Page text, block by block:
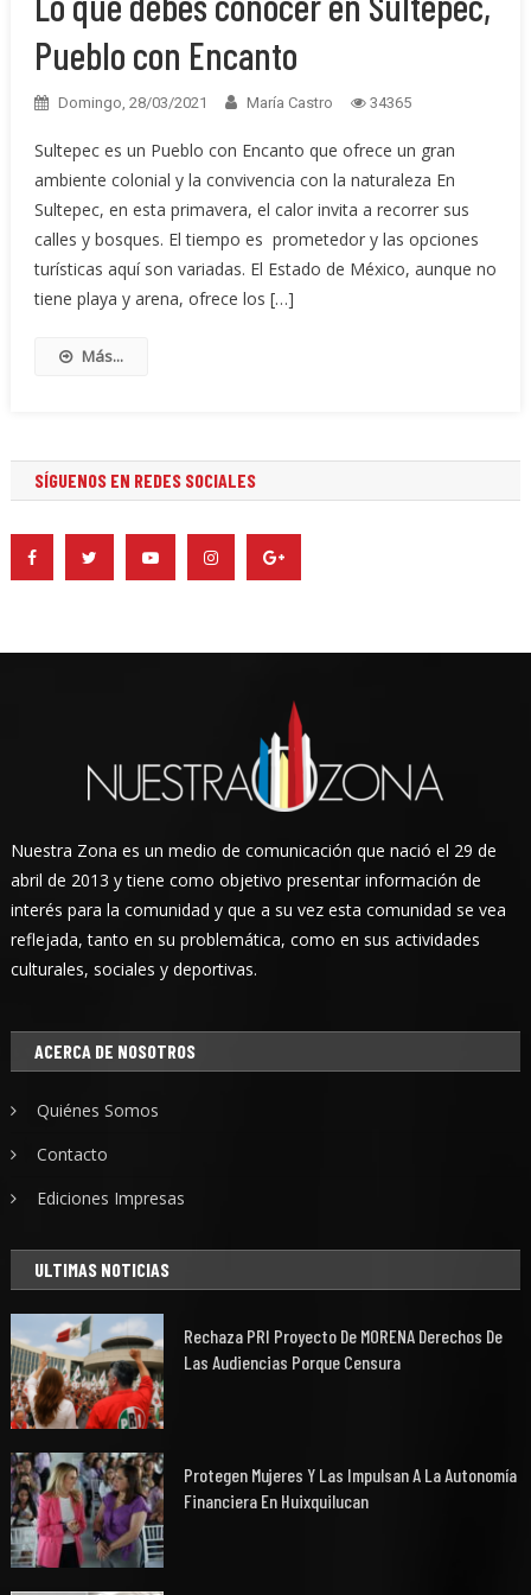
Pueblo con Encanto
Domingo, 28/03/2021 María Castro 34365
Sultepec es un Pueblo con Encanto que ofrece un gran
ambiente colonial y la convivencia con la naturaleza En
Sultepec, en esta primavera, el calor invita a recorrer sus
calles y bosques. El tiempo es prometedor y las opciones
turísticas aquí son variadas. El Estado de México, aunque no
tiene playa y arena, ofrece los […]
Más...
SÍGUENOS EN REDES SOCIALES
Nuestra Zona es un medio de comunicación que nació el 29 de
abril de 2013 y tiene como objetivo presentar información de
interés para la comunidad y que a su vez esta comunidad se vea
reflejada, tanto en su problemática, como en sus actividades
culturales, sociales y deportivas.
ACERCA DE NOSOTROS
Quiénes Somos
Contacto
Ediciones Impresas
ULTIMAS NOTICIAS
Rechaza PRI Proyecto De MORENA Derechos De
Las Audiencias Porque Censura
Protegen Mujeres Y Las Impulsan A La Autonomía
Financiera En Huixquilucan